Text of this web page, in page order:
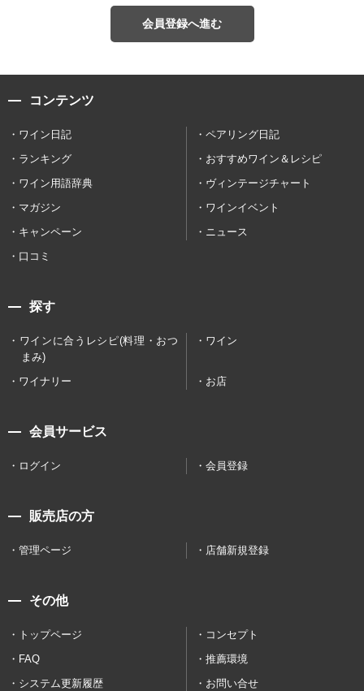
会員登録へ進む
コンテンツ
ワイン日記
ペアリング日記
ランキング
おすすめワイン＆レシピ
ワイン用語辞典
ヴィンテージチャート
マガジン
ワインイベント
キャンペーン
ニュース
口コミ
探す
ワインに合うレシピ(料理・おつ
まみ)
ワイン
ワイナリー お店
会員サービス
ログイン 会員登録
販売店の方
管理ページ 店舗新規登録
その他
トップページ
コンセプト
FAQ
推薦環境
システム更新履歴
お問い合せ